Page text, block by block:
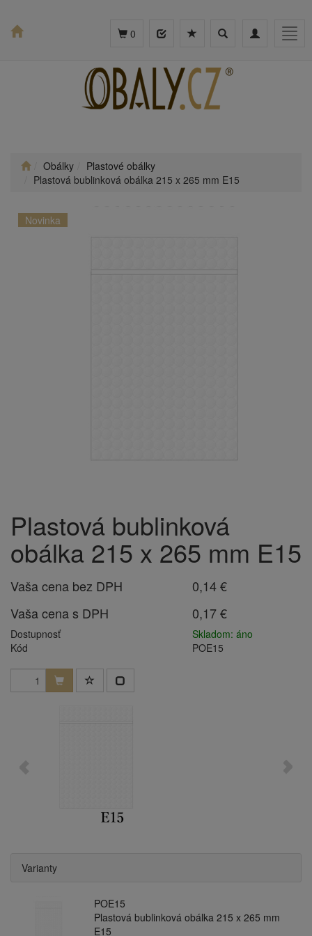
Toggle
Toggle
0
Obálky
Plastové obálky
Plastová bublinková obálka 215 x 265 mm E15
Novinka
Plastová bublinková
obálka 215 x 265 mm E15
Vaša cena bez DPH
0,14 €
Vaša cena s DPH
0,17 €
Dostupnosť
Skladom: áno
Kód
POE15
Varianty
POE15
Plastová bublinková obálka 215 x 265 mm
E15